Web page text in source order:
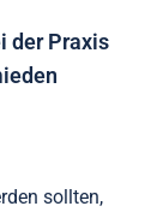
der Praxis
sollten,